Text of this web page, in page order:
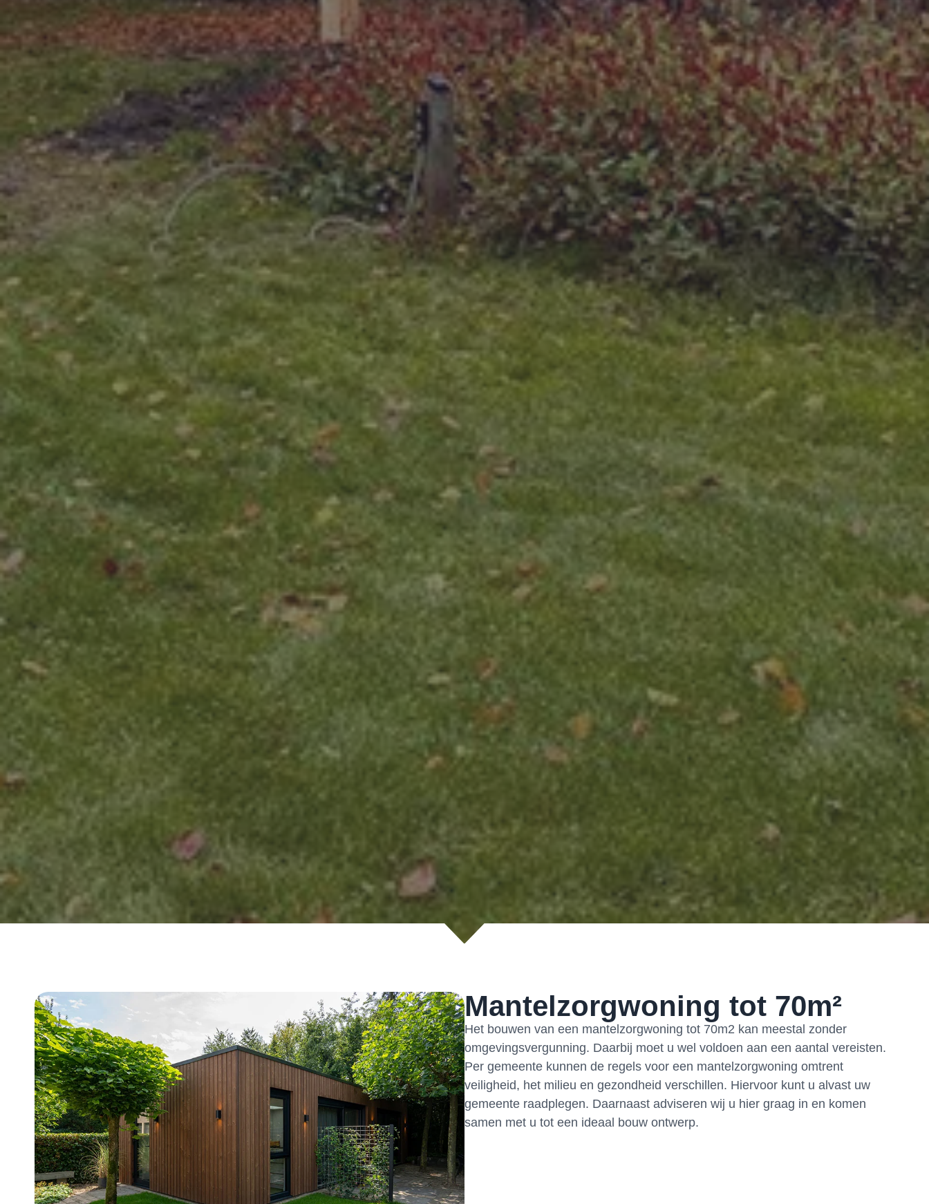
Mantelzorgwoning tot 70m²
Het bouwen van een mantelzorgwoning tot 70m2 kan meestal zonder
omgevingsvergunning. Daarbij moet u wel voldoen aan een aantal vereisten.
Per gemeente kunnen de regels voor een mantelzorgwoning omtrent
veiligheid, het milieu en gezondheid verschillen. Hiervoor kunt u alvast uw
gemeente raadplegen. Daarnaast adviseren wij u hier graag in en komen
samen met u tot een ideaal bouw ontwerp.